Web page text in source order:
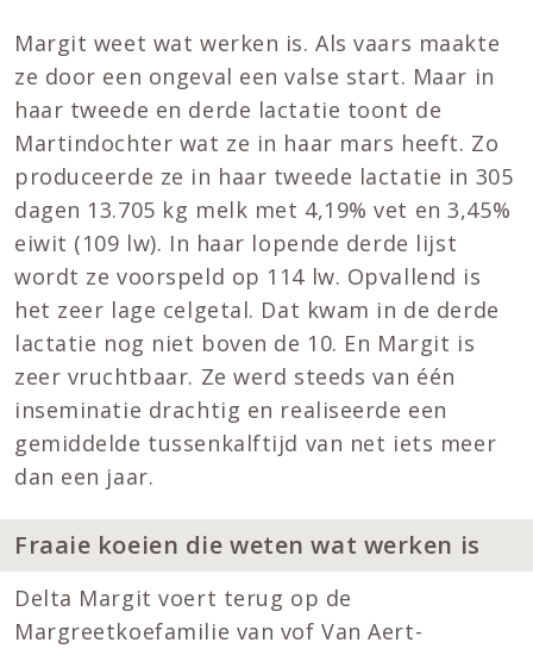
Margit weet wat werken is. Als vaars maakte
ze door een ongeval een valse start. Maar in
haar tweede en derde lactatie toont de
Martindochter wat ze in haar mars heeft. Zo
produceerde ze in haar tweede lactatie in 305
dagen 13.705 kg melk met 4,19% vet en 3,45%
eiwit (109 lw). In haar lopende derde lijst
wordt ze voorspeld op 114 lw. Opvallend is
het zeer lage celgetal. Dat kwam in de derde
lactatie nog niet boven de 10. En Margit is
zeer vruchtbaar. Ze werd steeds van één
inseminatie drachtig en realiseerde een
gemiddelde tussenkalftijd van net iets meer
dan een jaar.
Fraaie koeien die weten wat werken is
Delta Margit voert terug op de
Margreetkoefamilie van vof Van Aert-